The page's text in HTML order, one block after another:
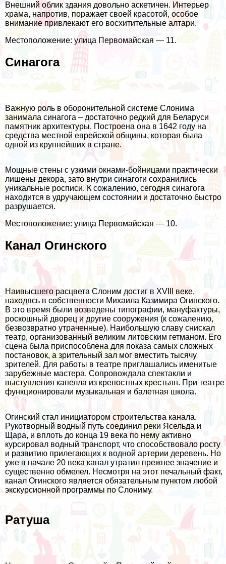
Внешний облик здания довольно аскетичен. Интерьер
храма, напротив, поражает своей красотой, особое
внимание привлекают его восхитительные алтари.
Местоположение: улица Первомайская — 11.
Синагога
Важную роль в оборонительной системе Слонима
занимала синагога – достаточно редкий для Беларуси
памятник архитектуры. Построена она в 1642 году на
средства местной еврейской общины, которая была
одной из крупнейших в стране.
Мощные стены с узкими окнами-бойницами практически
лишены декора, зато внутри синагоги сохранились
уникальные росписи. К сожалению, сегодня синагога
находится в удручающем состоянии и достаточно быстро
разрушается.
Местоположение: улица Первомайская — 10.
Канал Огинского
Наивысшего расцвета Слоним достиг в XVIII веке,
находясь в собственности Михаила Казимира Огинского.
В это время были возведены типографии, мануфактуры,
роскошный дворец и другие сооружения (к сожалению,
безвозвратно утраченные). Наибольшую славу снискал
театр, организованный великим литовским гетманом. Его
сцена была приспособлена для показа самых сложных
постановок, а зрительный зал мог вместить тысячу
зрителей. Для работы в театре приглашались именитые
зарубежные мастера. Сопровождала спектакли и
выступления капелла из крепостных крестьян. При театре
функционировали музыкальная и балетная школа.
Огинский стал инициатором строительства канала.
Рукотворный водный путь соединил реки Ясельда и
Щара, и вплоть до конца 19 века по нему активно
курсировал водный транспорт, что способствовало росту
и развитию прилегающих к водной артерии деревень. Но
уже в начале 20 века канал утратил прежнее значение и
существенно обмелел. Несмотря на этот печальный факт,
канал Огинского является обязательным пунктом любой
экскурсионной программы по Слониму.
Ратуша